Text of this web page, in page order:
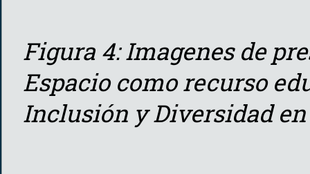
Figura 4: Imagenes de
Espacio como recurso
Inclusión y Diversidad en